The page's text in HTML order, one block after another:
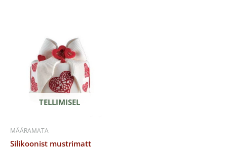
TELLIMISEL
MÄÄRAMATA
Silikoonist mustrimatt